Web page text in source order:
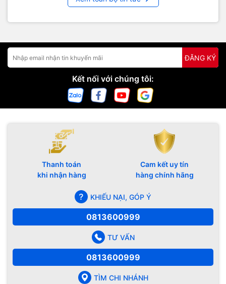
ĐĂNG KÝ
Kết nối với chúng tôi:
Thanh toán
khi nhận hàng
Cam kết uy tín
hàng chính hãng
KHIẾU NẠI, GÓP Ý
0813600999
TƯ VẤN
0813600999
TÌM CHI NHÁNH